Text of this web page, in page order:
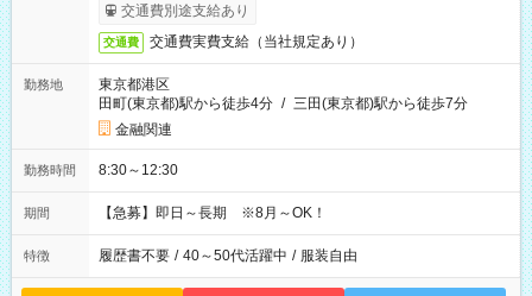
交通費別途支給あり
交通費 交通費実費支給（当社規定あり）
勤務地
東京都港区
田町(東京都)駅から徒歩4分 / 三田(東京都)駅から徒歩7分
金融関連
勤務時間 8:30～12:30
期間 【急募】即日～長期 ※8月～OK！
特徴 履歴書不要 / 40～50代活躍中 / 服装自由